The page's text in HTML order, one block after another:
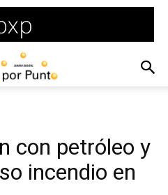
con petróleo y
incendio en